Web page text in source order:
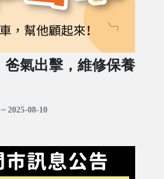
爸氣出擊，維修保養
2025-08-10